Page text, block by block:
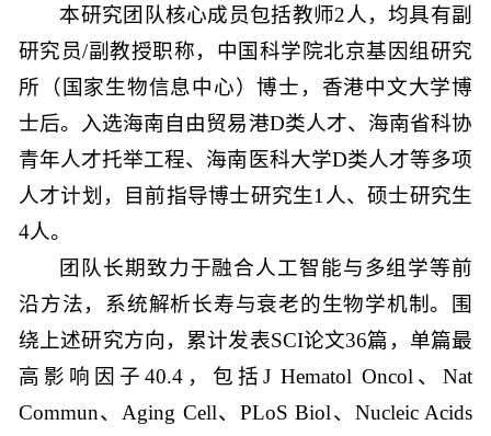
本研究团队核心成员包括教师2人，均具有副
研究员/副教授职称，中国科学院北京基因组研究
所（国家生物信息中心）博士，香港中文大学博
士后。入选海南自由贸易港D类人才、海南省科协
青年人才托举工程、海南医科大学D类人才等多项
人才计划，目前指导博士研究生1人、硕士研究生
4人。
团队长期致力于融合人工智能与多组学等前
沿方法，系统解析长寿与衰老的生物学机制。围
绕上述研究方向，累计发表SCI论文36篇，单篇最
高影响因子40.4，包括J Hematol Oncol、Nat
Commun、Aging Cell、PLoS Biol、Nucleic Acids